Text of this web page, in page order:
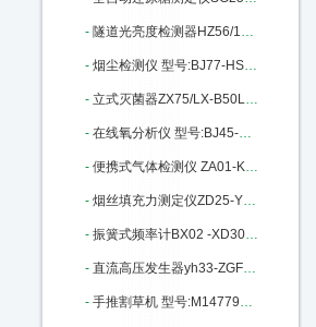
- 隧道光亮度检测器HZ56/151106A：M400227
- 烟尘检测仪 型号:BJ77-HS-230库号：M404507
- 立式灭菌器ZX75/LX-B50L 库号：M404842
- 在线氧分析仪 型号:BJ45-CW-2000：M405840
- 便携式气体检测仪 ZA01-KP668库号：M11595
- 烟丝填充力测定仪ZD25-YDZ430A库号：M13195
- 振簧式频率计BX02 -XD302库号：M129313
- 直流高压发生器yh33-ZGF60/2库号：M132095
- 手推割草机 型号:M147798库号：M147798